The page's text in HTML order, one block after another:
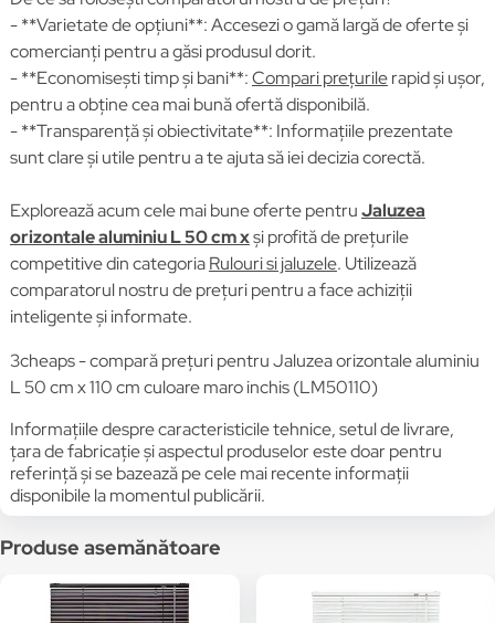
- **Varietate de opțiuni**: Accesezi o gamă largă de oferte și
comercianți pentru a găsi produsul dorit.
- **Economisești timp și bani**:Compari prețurilerapid și ușor,
pentru a obține cea mai bună ofertă disponibilă.
- **Transparență și obiectivitate**: Informațiile prezentate
sunt clare și utile pentru a te ajuta să iei decizia corectă.
Explorează acum cele mai bune oferte pentruJaluzea
orizontale aluminiu L 50 cm xși profită de prețurile
competitive din categoriaRulouri si jaluzele. Utilizează
comparatorul nostru de prețuri pentru a face achiziții
inteligente și informate.
3cheaps - compară prețuri pentru Jaluzea orizontale aluminiu
L 50 cm x 110 cm culoare maro inchis (LM50110)
Informațiile despre caracteristicile tehnice, setul de livrare,
țara de fabricație și aspectul produselor este doar pentru
referință și se bazează pe cele mai recente informații
disponibile la momentul publicării.
Produse asemănătoare